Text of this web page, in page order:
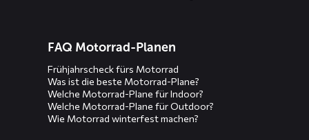
FAQ Motorrad-Planen
Frühjahrscheck fürs Motorrad
Was ist die beste Motorrad-Plane?
Welche Motorrad-Plane für Indoor?
Welche Motorrad-Plane für Outdoor?
Wie Motorrad winterfest machen?